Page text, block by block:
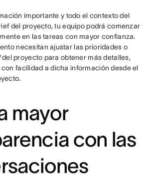
importante y todo el contexto del
del proyecto, tu equipo podrá comenzar
en las tareas con mayor confianza.
necesitan ajustar las prioridades o
del proyecto para obtener más detalles,
facilidad a dicha información desde el
mayor
con las